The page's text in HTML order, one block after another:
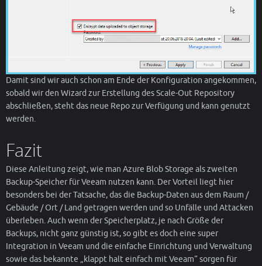
Damit sind wir auch schon am Ende der Konfiguration angekommen,
sobald wir den Wizard zur Erstellung des Scale-Out Repository
abschließen, steht das neue Repo zur Verfügung und kann genutzt
werden.
Fazit
Diese Anleitung zeigt, wie man Azure Blob Storage als zweiten
Backup-Speicher für Veeam nutzen kann. Der Vorteil liegt hier
besonders bei der Tatsache, das die Backup-Daten aus dem Raum /
Gebäude / Ort / Land getragen werden und so Unfälle und Attacken
überleben. Auch wenn der Speicherplatz, je nach Größe der
Backups, nicht ganz günstig ist, so gibt es doch eine super
Integration in Veeam und die einfache Einrichtung und Verwaltung
sowie das bekannte „klappt halt einfach mit Veeam“ sorgen für